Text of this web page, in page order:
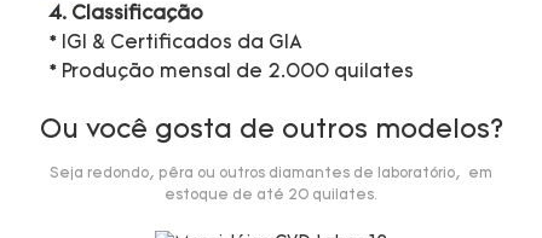
4. Classificação
* IGI & Certificados da GIA
* Produção mensal de 2.000 quilates
Ou você gosta de outros modelos?
Seja redondo, pêra ou outros diamantes de laboratório, em
estoque de até 20 quilates.